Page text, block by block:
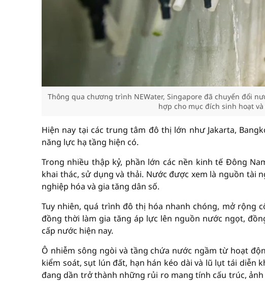
Thông qua chương trình NEWater, Singapore đã chuyển đổi
hợp cho mục đích sinh hoạt và
Hiện nay tại các trung tâm đô thị lớn như Jakarta,
năng lực hạ tầng hiện có.
Trong nhiều thập kỷ, phần lớn các nền kinh tế Đông
khai thác, sử dụng và thải. Nước được xem là nguồn tài
nghiệp hóa và gia tăng dân số.
Tuy nhiên, quá trình đô thị hóa nhanh chóng, mở rộng
đồng thời làm gia tăng áp lực lên nguồn nước ngọt,
cấp nước hiện nay.
Ô nhiễm sông ngòi và tầng chứa nước ngầm từ hoạt
kiểm soát, sụt lún đất, hạn hán kéo dài và lũ lụt tái diễn
đang dần trở thành những rủi ro mang tính cấu trúc,